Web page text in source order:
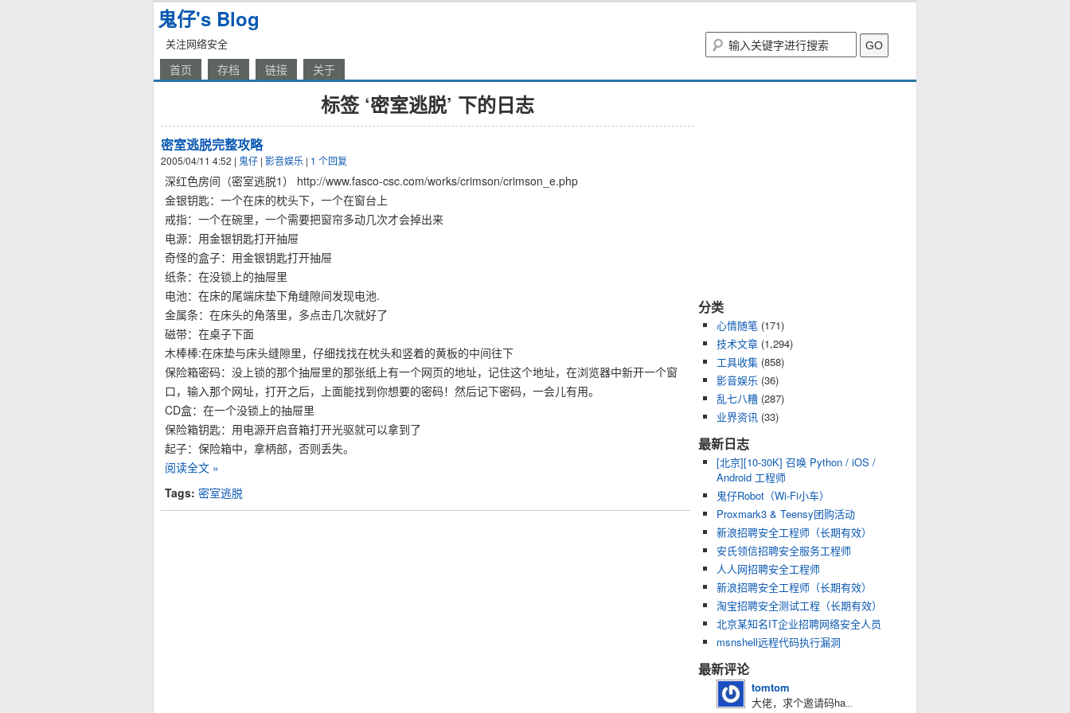
鬼仔's Blog
关注网络安全
首页 存档 链接 关于
标签 ‘密室逃脱’ 下的日志
密室逃脱完整攻略
2005/04/11 4:52 | 鬼仔 | 影音娱乐 | 1 个回复
深红色房间（密室逃脱1） http://www.fasco-csc.com/works/crimson/crimson_e.php
金银钥匙：一个在床的枕头下，一个在窗台上
戒指：一个在碗里，一个需要把窗帘多动几次才会掉出来
电源：用金银钥匙打开抽屉
奇怪的盒子：用金银钥匙打开抽屉
纸条：在没锁上的抽屉里
电池：在床的尾端床垫下角缝隙间发现电池.
金属条：在床头的角落里，多点击几次就好了
磁带：在桌子下面
木棒棒:在床垫与床头缝隙里，仔细找找在枕头和竖着的黄板的中间往下
保险箱密码：没上锁的那个抽屉里的那张纸上有一个网页的地址，记住这个地址，在浏览器中新开一个窗
口，输入那个网址，打开之后，上面能找到你想要的密码！然后记下密码，一会儿有用。
CD盒：在一个没锁上的抽屉里
保险箱钥匙：用电源开启音箱打开光驱就可以拿到了
起子：保险箱中，拿柄部，否则丢失。
阅读全文 »
Tags: 密室逃脱
分类
心情随笔 (171)
技术文章 (1,294)
工具收集 (858)
影音娱乐 (36)
乱七八糟 (287)
业界资讯 (33)
最新日志
[北京][10-30K] 召唤 Python / iOS /
Android 工程师
鬼仔Robot（Wi-Fi小车）
Proxmark3 & Teensy团购活动
新浪招聘安全工程师（长期有效）
安氏领信招聘安全服务工程师
人人网招聘安全工程师
新浪招聘安全工程师（长期有效）
淘宝招聘安全测试工程（长期有效）
北京某知名IT企业招聘网络安全人员
msnshell远程代码执行漏洞
最新评论
tomtom
大佬，求个邀请码ha...